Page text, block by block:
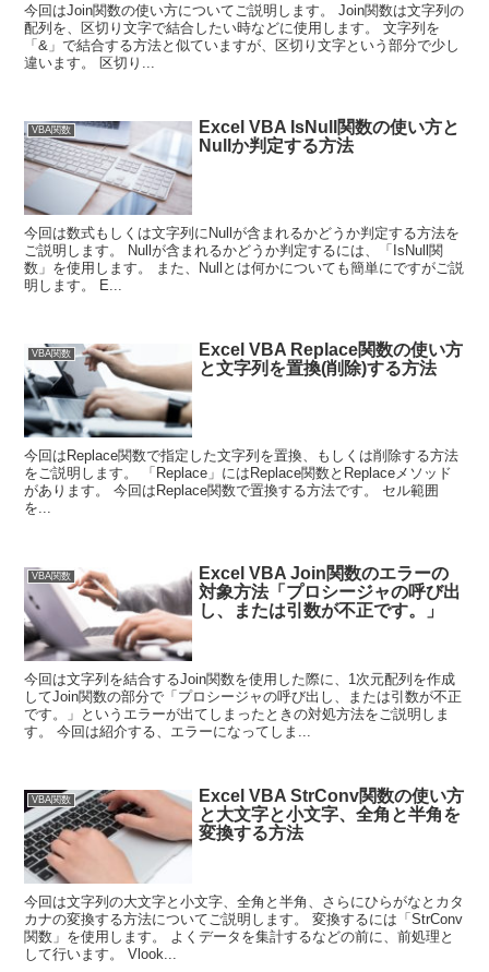
今回はJoin関数の使い方についてご説明します。 Join関数は文字列の
配列を、区切り文字で結合したい時などに使用します。 文字列を
「&」で結合する方法と似ていますが、区切り文字という部分で少し
違います。 区切り...
VBA関数
Excel VBA IsNull関数の使い方と
Nullか判定する方法
今回は数式もしくは文字列にNullが含まれるかどうか判定する方法を
ご説明します。 Nullが含まれるかどうか判定するには、「IsNull関
数」を使用します。 また、Nullとは何かについても簡単にですがご説
明します。 E...
VBA関数
Excel VBA Replace関数の使い方
と文字列を置換(削除)する方法
今回はReplace関数で指定した文字列を置換、もしくは削除する方法
をご説明します。 「Replace」にはReplace関数とReplaceメソッド
があります。 今回はReplace関数で置換する方法です。 セル範囲
を...
VBA関数
Excel VBA Join関数のエラーの
対象方法「プロシージャの呼び出
し、または引数が不正です。」
今回は文字列を結合するJoin関数を使用した際に、1次元配列を作成
してJoin関数の部分で「プロシージャの呼び出し、または引数が不正
です。」というエラーが出てしまったときの対処方法をご説明しま
す。 今回は紹介する、エラーになってしま...
VBA関数
Excel VBA StrConv関数の使い方
と大文字と小文字、全角と半角を
変換する方法
今回は文字列の大文字と小文字、全角と半角、さらにひらがなとカタ
カナの変換する方法についてご説明します。 変換するには「StrConv
関数」を使用します。 よくデータを集計するなどの前に、前処理と
して行います。 Vlook...